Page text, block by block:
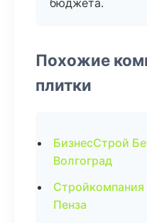
бюджета.
Похожие
плитки
БизнесСтрой
Волгоград
Пенза